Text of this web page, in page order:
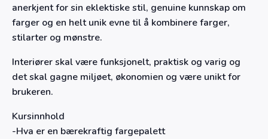
anerkjent for sin eklektiske stil, genuine kunnskap om
farger og en helt unik evne til å kombinere farger,
stilarter og mønstre.
Interiører skal være funksjonelt, praktisk og varig og
det skal gagne miljøet, økonomien og være unikt for
brukeren.
Kursinnhold
-Hva er en bærekraftig fargepalett